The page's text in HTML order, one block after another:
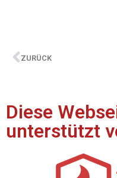
ZURÜCK
Diese
unterstützt